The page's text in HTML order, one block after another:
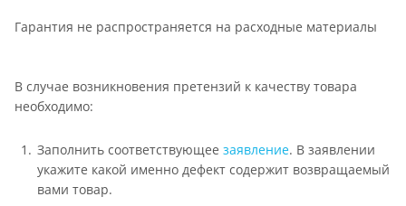
Гарантия не распространяется на расходные материалы
В случае возникновения претензий к качеству товара
необходимо:
Заполнить соответствующее заявление. В заявлении
укажите какой именно дефект содержит возвращаемый
вами товар.